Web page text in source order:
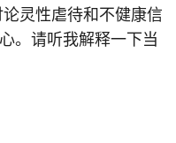
灵性虐待和不健康信
。请听我解释一下当